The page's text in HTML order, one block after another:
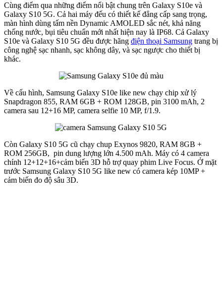
Cùng điểm qua những điểm nổi bật chung trên Galaxy S10e và
Galaxy S10 5G. Cả hai máy đếu có thiết kế đẳng cấp sang trọng,
màn hình dùng tấm nền Dynamic AMOLED sắc nét, khả năng
chống nước, bụi tiêu chuẩn mới nhất hiện nay là IP68. Cả Galaxy
S10e và Galaxy S10 5G đều được hãng điện thoại Samsung trang bị
công nghệ sạc nhanh, sạc không dây, và sạc ngược cho thiết bị
khác.
Về cấu hình, Samsung Galaxy S10e like new chạy chip xử lý
Snapdragon 855, RAM 6GB + ROM 128GB, pin 3100 mAh, 2
camera sau 12+16 MP, camera selfie 10 MP, f/1.9.
Còn Galaxy S10 5G cũ chạy chup Exynos 9820, RAM 8GB +
ROM 256GB, pin dung lượng lớn 4.500 mAh. Máy có 4 camera
chính 12+12+16+cảm biến 3D hỗ trợ quay phim Live Focus. Ở mặt
trước Samsung Galaxy S10 5G like new có camera kép 10MP +
cảm biến đo độ sâu 3D.